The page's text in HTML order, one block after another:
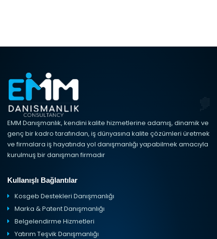
EMM Danışmanlık, kendini kalite hizmetlerine adamış, dinamik ve
genç bir kadro tarafından, iş dünyasına kalite çözümleri üretmek
ve firmalara iş hayatında yol danışmanlığı yapabilmek amacıyla
kurulmuş bir danışman firmadır
Kullanışlı Bağlantılar
Kosgeb Destekleri Danışmanlığı
Marka & Patent Danışmanlığı
Belgelendirme Hizmetleri
Yatırım Teşvik Danışmanlığı